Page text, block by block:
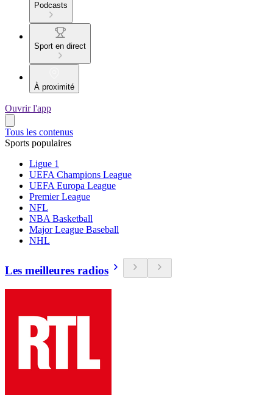
Podcasts
Sport en direct
À proximité
Ouvrir l'app
Tous les contenus
Sports populaires
Ligue 1
UEFA Champions League
UEFA Europa League
Premier League
NFL
NBA Basketball
Major League Baseball
NHL
Les meilleures radios